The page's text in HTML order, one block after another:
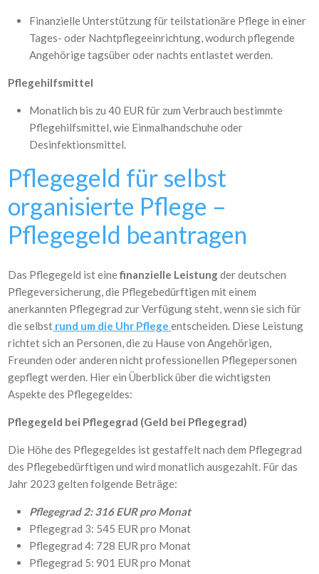
Finanzielle Unterstützung für teilstationäre Pflege in einer
Tages- oder Nachtpflegeeinrichtung, wodurch pflegende
Angehörige tagsüber oder nachts entlastet werden.
Pflegehilfsmittel
Monatlich bis zu 40 EUR für zum Verbrauch bestimmte
Pflegehilfsmittel, wie Einmalhandschuhe oder
Desinfektionsmittel.
Pflegegeld für selbst
organisierte Pflege –
Pflegegeld beantragen
Das Pflegegeld ist einefinanzielle Leistungder deutschen
Pflegeversicherung, die Pflegebedürftigen mit einem
anerkannten Pflegegrad zur Verfügung steht, wenn sie sich für
die selbst rund um die Uhr Pflegeentscheiden. Diese Leistung
richtet sich an Personen, die zu Hause von Angehörigen,
Freunden oder anderen nicht professionellen Pflegepersonen
gepflegt werden. Hier ein Überblick über die wichtigsten
Aspekte des Pflegegeldes:
Pflegegeld bei Pflegegrad (Geld bei Pflegegrad)
Die Höhe des Pflegegeldes ist gestaffelt nach dem Pflegegrad
des Pflegebedürftigen und wird monatlich ausgezahlt. Für das
Jahr 2023 gelten folgende Beträge:
Pflegegrad 2: 316 EUR pro Monat
Pflegegrad 3: 545 EUR pro Monat
Pflegegrad 4: 728 EUR pro Monat
Pflegegrad 5: 901 EUR pro Monat